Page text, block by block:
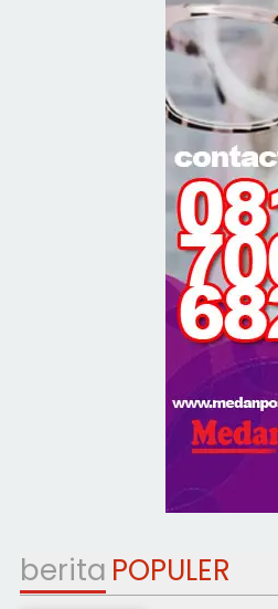
berita POPULER